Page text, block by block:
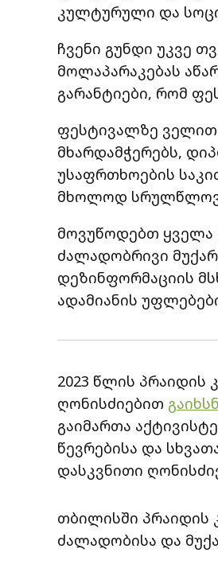
კულტურული და
ჩვენი გუნდი უკვე
მოლაპარაკებას
გარანტიები, რომ
ფესტივალზე ველით
მხარდამჭერებს,
უსაფრთხოების
მხოლოდ
მოვუწოდებთ ყველა
ძალადობრივი
დეზინფორმაციის
ადამიანის
2023 წლის
ღონისძიებით
გაიმართა
წევრებისა და
დასკვნითი
თბილისში პრაიდის
ძალადობისა და